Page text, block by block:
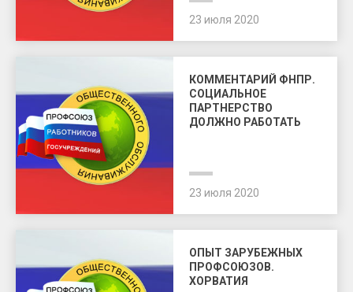
23 июля 2020
КОММЕНТАРИЙ ФНПР.
СОЦИАЛЬНОЕ
ПАРТНЕРСТВО
ДОЛЖНО РАБОТАТЬ
23 июля 2020
ОПЫТ ЗАРУБЕЖНЫХ
ПРОФСОЮЗОВ.
ХОРВАТИЯ